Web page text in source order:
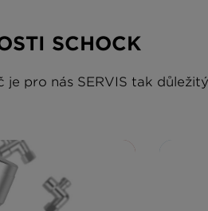
SCHOCK
pro nás SERVIS tak